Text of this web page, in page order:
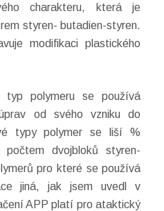
charakteru, která je
styren- butadien-styren.
modifikaci plastického
typ polymeru se používá
od svého vzniku do
typy polymer se liší %
dvojbloků styren-
pro které se používá
jiná, jak jsem uvedl v
APP platí pro ataktický